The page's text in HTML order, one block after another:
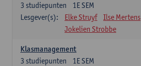
1E SEM
3 studiepunten
Lesgever(s):
Elke Struyf
Ilse Mertens
Jokelien Strobbe
Klasmanagement
1E SEM
3 studiepunten